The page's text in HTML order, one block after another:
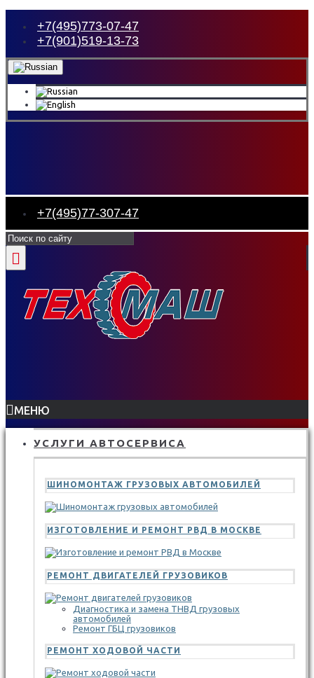
+7(495)773-07-47
+7(901)519-13-73
+7(495)77-307-47
МЕНЮ
УСЛУГИ АВТОСЕРВИСА
ШИНОМОНТАЖ ГРУЗОВЫХ АВТОМОБИЛЕЙ
ИЗГОТОВЛЕНИЕ И РЕМОНТ РВД В МОСКВЕ
РЕМОНТ ДВИГАТЕЛЕЙ ГРУЗОВИКОВ
Диагностика и замена ТНВД грузовых
автомобилей
Ремонт ГБЦ грузовиков
РЕМОНТ ХОДОВОЙ ЧАСТИ